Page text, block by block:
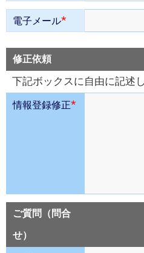
電子メール*
修正依頼
下記ボックスに自由に記述
情報登録修正*
ご質問（問合
せ）